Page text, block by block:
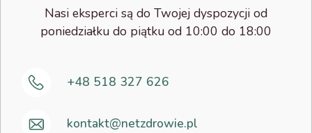
Nasi eksperci są do Twojej dyspozycji od
poniedziałku do piątku od 10:00 do 18:00
+48 518 327 626
kontakt@netzdrowie.pl